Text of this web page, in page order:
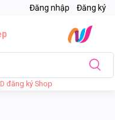
Đăng nhập Đăng ký
đăng ký Shop